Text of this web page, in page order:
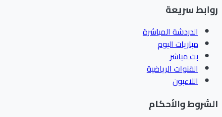
سريعة
الدردشة المباشرة
مباريات اليوم
بث مباشر
القنوات الرياضية
اللاعبون
والأحكام